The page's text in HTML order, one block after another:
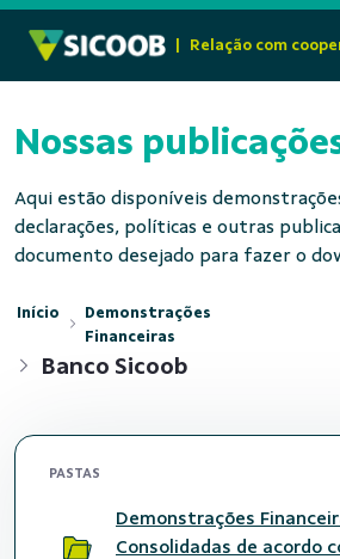
Relação com
Nossas
Aqui estão disponíveis
declarações, políticas e outras
documento desejado para fazer o
Início
Demonstrações
Financeiras
Banco Sicoob
PASTAS
Demonstrações
Consolidadas de acordo